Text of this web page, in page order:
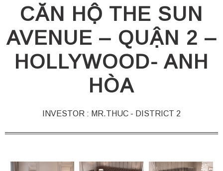
CĂN HỘ THE SUN
AVENUE – QUẬN 2 –
HOLLYWOOD- ANH
HÒA
INVESTOR : MR.THUC - DISTRICT 2